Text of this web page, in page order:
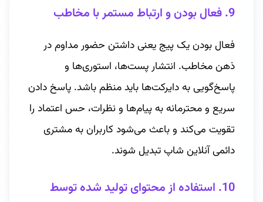
9. فعال بودن و ارتباط مستمر با مخاطب
فعال بودن یک پیج یعنی داشتن حضور مداوم در
ذهن مخاطب. انتشار پست‌ها، استوری‌ها و
پاسخ‌گویی به دایرکت‌ها باید منظم باشد. پاسخ دادن
سریع و محترمانه به پیام‌ها و نظرات، حس اعتماد را
تقویت می‌کند و باعث می‌شود کاربران به مشتری
دائمی آنلاین شاپ تبدیل شوند.
10. استفاده از محتوای تولید شده توسط